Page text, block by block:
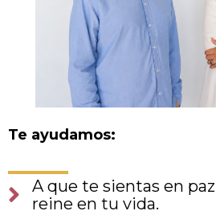
Te ayudamos:
A que te sientas en
reine en tu vida.